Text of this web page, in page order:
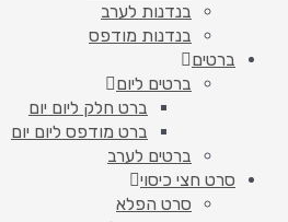
בנדנות לערב
בנדנות מודפס
ברטים
ברטים ליום
ברט חלק ליום יום
ברט מודפס ליום יום
ברטים לערב
סרט חצי כיסוי
סרט הפלא